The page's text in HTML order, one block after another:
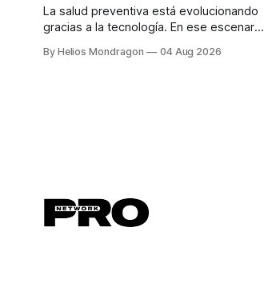
La salud preventiva está evolucionando
gracias a la tecnología. En ese escenario
desarrolla un ecosistema digital capaz
By Helios Mondragon 04 Aug 2026